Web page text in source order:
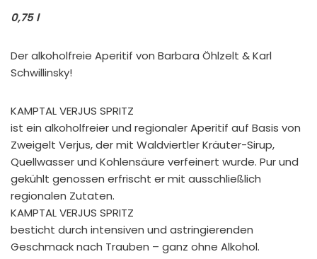
0,75 l
Der alkoholfreie Aperitif von Barbara Öhlzelt & Karl
Schwillinsky!
KAMPTAL VERJUS SPRITZ
ist ein alkoholfreier und regionaler Aperitif auf Basis von
Zweigelt Verjus, der mit Waldviertler Kräuter-Sirup,
Quellwasser und Kohlensäure verfeinert wurde. Pur und
gekühlt genossen erfrischt er mit ausschließlich
regionalen Zutaten.
KAMPTAL VERJUS SPRITZ
besticht durch intensiven und astringierenden
Geschmack nach Trauben – ganz ohne Alkohol.